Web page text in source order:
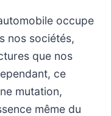
occupe
nos sociétés,
que nos
ce
mutation,
même du